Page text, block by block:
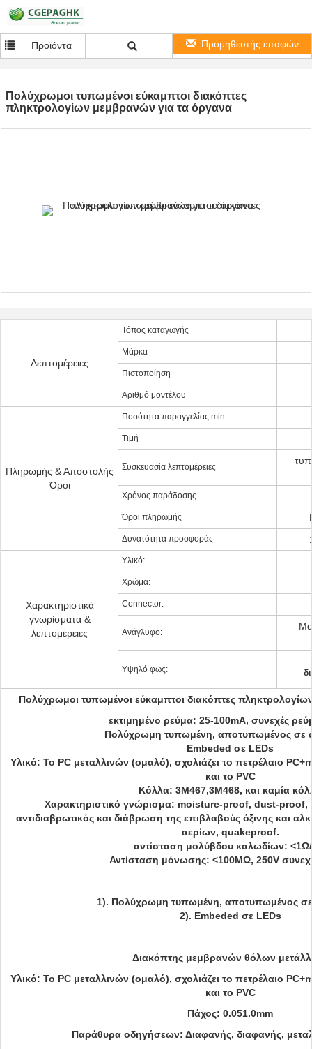
Προϊόντα Προμηθευτής επαφών
Πολύχρωμοι τυπωμένοι εύκαμπτοι διακόπτες
πληκτρολογίων μεμβρανών για τα όργανα
Λεπτομέρειες
Τόπος καταγωγής
Μάρκα
Πιστοποίηση
Αριθμό μοντέλου
Πληρωμής & Αποστολής
Όροι
Ποσότητα παραγγελίας min
Τιμή
Συσκευασία λεπτομέρειες
Χρόνος παράδοσης
Όροι πληρωμής
Δυνατότητα προσφοράς
Χαρακτηριστικά
γνωρίσματα &
λεπτομέρειες
Υλικό:
Χρώμα:
Connector:
Ανάγλυφο:
Υψηλό φως:
Πολύχρωμοι τυπωμένοι εύκαμπτοι διακόπτες
εκτιμημένο ρεύμα: 25-100mA, συνεχές
Πολύχρωμη τυπωμένη, αποτυπωμένος σε
Embeded σε LEDs
Υλικό: Το PC μεταλλινών (ομαλό), σχολιάζει το πετρέλαιο
και το PVC
Κόλλα: 3M467,3M468, και καμία
Χαρακτηριστικό γνώρισμα: moisture-proof, dust-proof,
αντιδιαβρωτικός και διάβρωση της επιβλαβούς όξινης και
αερίων, quakeproof.
αντίσταση μολύβδου καλωδίων:
Αντίσταση μόνωσης: <100MΩ, 250V
1). Πολύχρωμη τυπωμένη, αποτυπωμένος
2). Embeded σε LEDs
Διακόπτης μεμβρανών θόλων
Υλικό: Το PC μεταλλινών (ομαλό), σχολιάζει το πετρέλαιο
και το PVC
Πάχος: 0.051.0mm
Παράθυρα οδηγήσεων: Διαφανής, διαφανής,